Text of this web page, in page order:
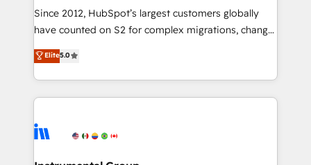
weeks, with workflows built around your business,
not a template. ➤ Migration: Move from any legacy
CRM. Zero downtime, full data integrity. ➤
Implementation: Configure HubSpot to run your
revenue process. Sales, marketing, and service wired
Ongoing Management: Monthly tune-ups, feature
rollouts, adoption coaching. Buying HubSpot,
Since 2012, HubSpot’s largest customers globally
have counted on S2 for complex migrations, change
management, systems integration, and creative
solutions that deliver measurable impact and
transform brand experiences As one of the few full-
service creative agencies in the HubSpot
winning design to build scalable, globally
Elite5.0